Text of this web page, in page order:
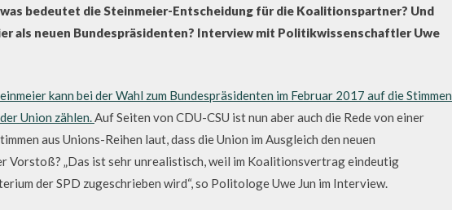
bedeutet die Steinmeier-Entscheidung für die Koalitionspartner? Und
als neuen Bundespräsidenten? Interview mit Politikwissenschaftler Uwe
kann bei der Wahl zum Bundespräsidenten im Februar 2017 auf die Stimmen
Union zählen.Auf Seiten von CDU-CSU ist nun aber auch die Rede von einer
aus Unions-Reihen laut, dass die Union im Ausgleich den neuen
Vorstoß? „Das ist sehr unrealistisch, weil im Koalitionsvertrag eindeutig
der SPD zugeschrieben wird“, so Politologe Uwe Jun im Interview.